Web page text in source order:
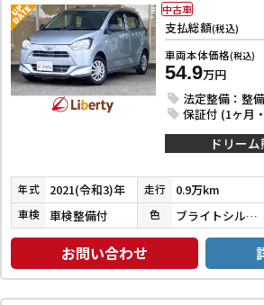
支払総額(税込)
車両本体価格(税込)
54.9万円
法定整備：整
保証付 (1ヶ月
中古車
ドリー
年式 2021(令和3)年 走行 0.9万km
車検 車検整備付 色 ブライトシルバーメタリック
お問い合わせ